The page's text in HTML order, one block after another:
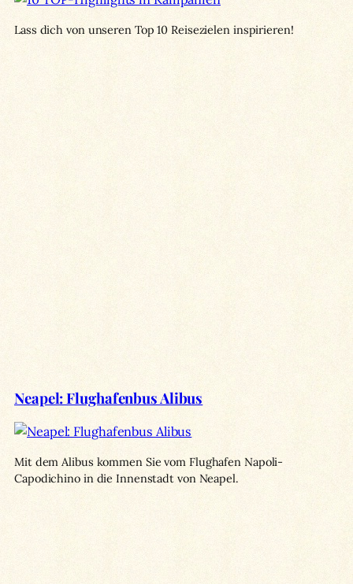
Lass dich von unseren Top 10 Reisezielen inspirieren!
Neapel: Flughafenbus Alibus
Mit dem Alibus kommen Sie vom Flughafen Napoli-
Capodichino in die Innenstadt von Neapel.